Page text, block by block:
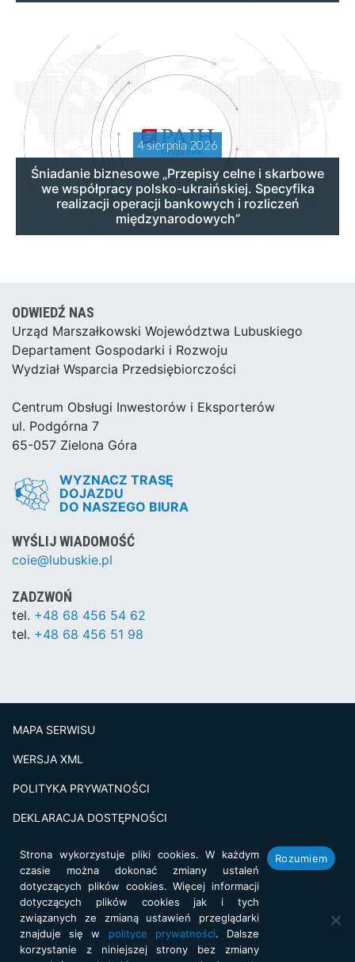
4 sierpnia 2026
Śniadanie biznesowe „Przepisy celne i skarbowe
we współpracy polsko-ukraińskiej. Specyfika
realizacji operacji bankowych i rozliczeń
międzynarodowych”
ODWIEDŹ NAS
Urząd Marszałkowski Województwa Lubuskiego
Departament Gospodarki i Rozwoju
Wydział Wsparcia Przedsiębiorczości
Centrum Obsługi Inwestorów i Eksporterów
ul. Podgórna 7
65-057 Zielona Góra
WYZNACZ TRASĘ
DOJAZDU
DO NASZEGO BIURA
WYŚLIJ WIADOMOŚĆ
coie@lubuskie.pl
ZADZWOŃ
tel. +48 68 456 54 62
tel. +48 68 456 51 98
MAPA SERWISU
WERSJA XML
POLITYKA PRYWATNOŚCI
DEKLARACJA DOSTĘPNOŚCI
Projekt i realizacja: netkoncept.com
Strona wykorzystuje pliki cookies. W każdym
czasie można dokonać zmiany ustaleń
dotyczących plików cookies. Więcej informacji
dotyczących plików cookies jak i tych
związanych ze zmianą ustawień przeglądarki
znajduje się w polityce prywatności. Dalsze
korzystanie z niniejszej strony bez zmiany
Rozumiem